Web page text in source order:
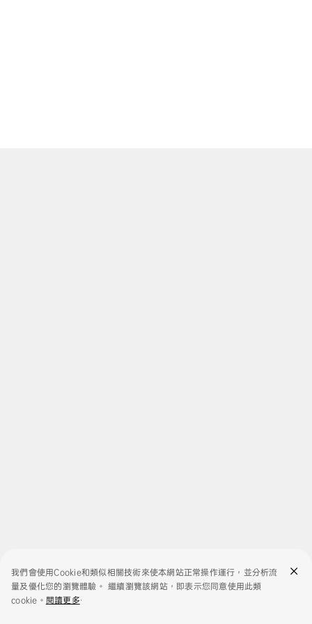
我們會使用Cookie和類似相關技術來使本網站正常操作運行，並分析流
量及優化您的瀏覽體驗。 繼續瀏覽該網站，即表示您同意使用此類
cookie。 閱讀更多.